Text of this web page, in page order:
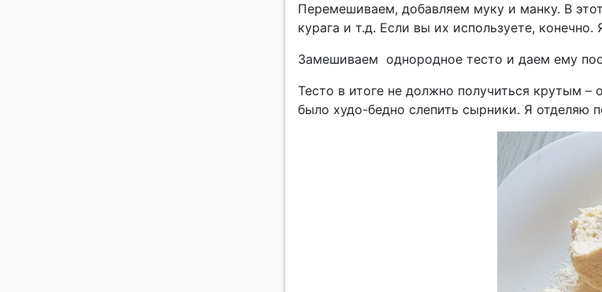
Перемешиваем, добавляем муку и манку. В
курага и т.д. Если вы их используете,
Замешиваем однородное тесто и даем ему
Тесто в итоге не должно получиться крутым
было худо-бедно слепить сырники. Я отделяю